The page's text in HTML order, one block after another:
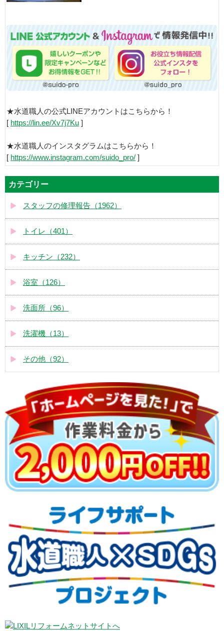
★水道職人の公式LINEアカウントはこちらから！
[ https://lin.ee/Xv7j7Ku ]
★水道職人のインスタグラムはこちらから！
[ https://www.instagram.com/suido_pro/ ]
カテゴリー
スタッフの修理報告（1962）
トイレ（401）
キッチン（232）
浴室（126）
洗面所（96）
洗濯機（13）
その他（92）